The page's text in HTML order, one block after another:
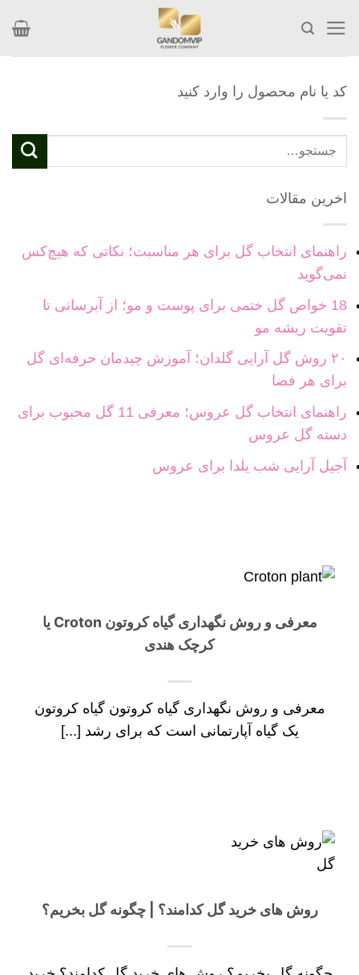
content
کد یا نام محصول را وارد کنید
برای:
اخرین مقالات
راهنمای انتخاب گل برای هر مناسبت؛ نکاتی که هیچ‌کس
نمی‌گوید
18 خواص گل ختمی برای پوست و مو؛ از آبرسانی تا
تقویت ریشه مو
۲۰ روش گل آرایی گلدان؛ آموزش چیدمان حرفه‌ای گل
برای هر فضا
راهنمای انتخاب گل عروس؛ معرفی 11 گل محبوب برای
دسته گل عروس
آجیل آرایی شب یلدا برای عروس
معرفی و روش نگهداری گیاه کروتون Croton یا
کرچک هندی
معرفی و روش نگهداری گیاه کروتون گیاه کروتون
یک گیاه آپارتمانی است که برای رشد [...]
روش های خرید گل کدامند؟ | چگونه گل بخریم؟